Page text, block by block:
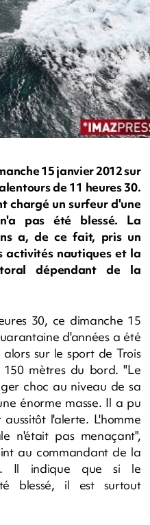
15 janvier 2012 sur
de 11 heures 30.
chargé un surfeur d'une
pas été blessé. La
a, de ce fait, pris un
activités nautiques et la
dépendant de la
30, ce dimanche 15
d'années a été
sur le sport de Trois
mètres du bord. "Le
choc au niveau de sa
énorme masse. Il a pu
l'alerte. L'homme
n'était pas menaçant",
au commandant de la
Il indique que si le
blessé, il est surtout